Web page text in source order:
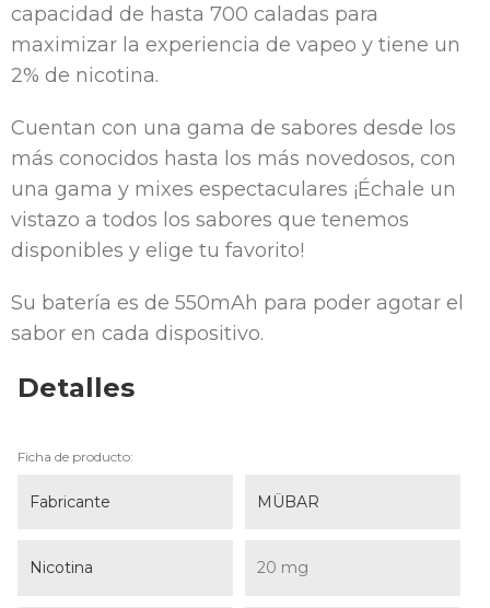
capacidad de hasta 700 caladas para
maximizar la experiencia de vapeo y tiene un
2% de nicotina.
Cuentan con una gama de sabores desde los
más conocidos hasta los más novedosos, con
una gama y mixes espectaculares ¡Échale un
vistazo a todos los sabores que tenemos
disponibles y elige tu favorito!
Su batería es de 550mAh para poder agotar el
sabor en cada dispositivo.
Detalles
Ficha de producto:
Fabricante MÜBAR
Nicotina 20 mg